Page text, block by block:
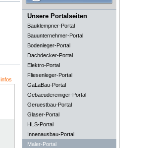
infos
Unsere Portalseiten
Bauklempner-Portal
Bauunternehmer-Portal
Bodenleger-Portal
Dachdecker-Portal
Elektro-Portal
Fliesenleger-Portal
GaLaBau-Portal
Gebaeudereiniger-Portal
Geruestbau-Portal
Glaser-Portal
HLS-Portal
Innenausbau-Portal
Maler-Portal